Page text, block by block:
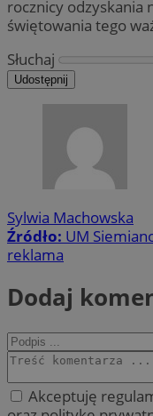
rocznicy odzyskania
świętowania tego
Słuchaj
Udostępnij
Sylwia Machowska
Źródło: UM
reklama
Dodaj
Akceptuję